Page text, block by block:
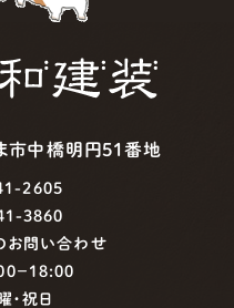
市中橋明円51番地
2605
3860
お問い合わせ
祝日